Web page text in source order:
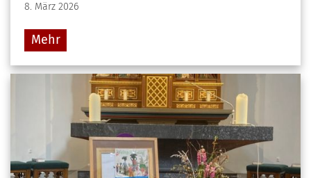
8. März 2026
Mehr